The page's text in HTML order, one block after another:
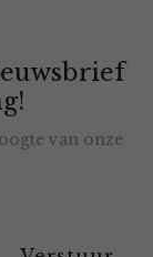
van onze